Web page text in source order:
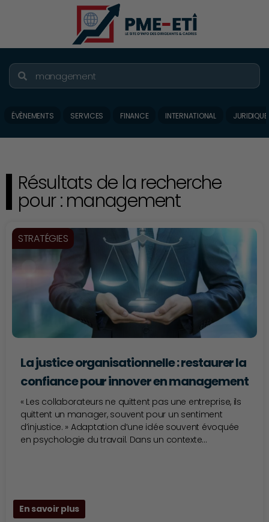
ÉVÈNEMENTS SERVICES FINANCE INTERNATIONAL JURIDIQUE
Résultats de la recherche
pour : management
STRATÉGIES
La justice organisationnelle : restaurer la
confiance pour innover en management
« Les collaborateurs ne quittent pas une entreprise, ils
quittent un manager, souvent pour un sentiment
d’injustice. » Adaptation d’une idée souvent évoquée
en psychologie du travail. Dans un contexte...
En savoir plus